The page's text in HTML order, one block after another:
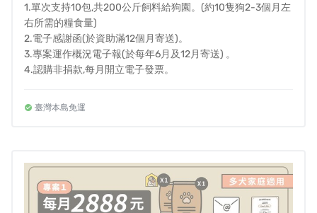
外，同時提供給有毛孩的你一定數量的糧食！
本方案將於集資金額超過30萬/月後開啟，敬請期待。
1.單次支持10包,共200公斤飼料給狗園。(約10隻狗2-3個月左
右所需的糧食量)
2.電子感謝函(於資助滿12個月寄送)。
3.專案運作概況電子報(於每年6月及12月寄送) 。
4.認購非捐款,每月開立電子發票。
臺灣本島免運